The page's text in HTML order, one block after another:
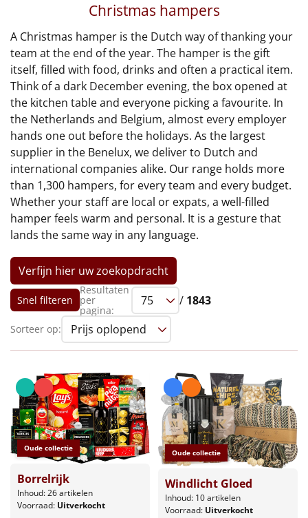
€75 tot €100
€100 en hoger
Alle kerstpakketten 2026
Thema
Origineel
Rituals
Luxe
Mannen
Vrouwen
Duurzaam
Leuke
Goedkope
Uniek
Alle thema's
Artikel
Christmas hampers
A Christmas hamper is the Dutch way of thanking your
team at the end of the year. The hamper is the gift
itself, filled with food, drinks and often a practical item.
Think of a dark December evening, the box opened at
the kitchen table and everyone picking a favourite. In
the Netherlands and Belgium, almost every employer
hands one out before the holidays. As the largest
supplier in the Benelux, we deliver to Dutch and
international companies alike. Our range holds more
than 1,300 hampers, for every team and every budget.
Whether your staff are local or expats, a well-filled
hamper feels warm and personal. It is a gesture that
lands the same way in any language.
Verfijn hier uw zoekopdracht
Snel filteren
Resultaten
per
pagina:
/ 1843
Sorteer op:
Oude collectie
Borrelrijk
Inhoud: 26 artikelen
Voorraad: Uitverkocht
Oude collectie
Windlicht Gloed
Inhoud: 10 artikelen
Voorraad: Uitverkocht